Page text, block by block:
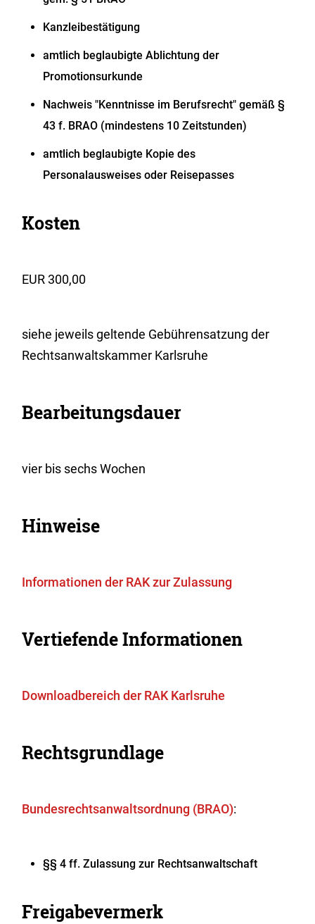
Kanzleibestätigung
amtlich beglaubigte Ablichtung der
Promotionsurkunde
Nachweis "Kenntnisse im Berufsrecht" gemäß §
43 f. BRAO (mindestens 10 Zeitstunden)
amtlich beglaubigte Kopie des
Personalausweises oder Reisepasses
Kosten
EUR 300,00
siehe jeweils geltende Gebührensatzung der
Rechtsanwaltskammer Karlsruhe
Bearbeitungsdauer
vier bis sechs Wochen
Hinweise
Informationen der RAK zur Zulassung
Vertiefende Informationen
Downloadbereich der RAK Karlsruhe
Rechtsgrundlage
Bundesrechtsanwaltsordnung (BRAO):
§§ 4 ff. Zulassung zur Rechtsanwaltschaft
Freigabevermerk